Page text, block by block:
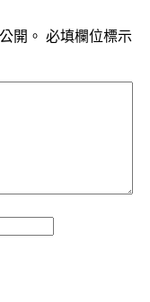
開。 必填欄位標示